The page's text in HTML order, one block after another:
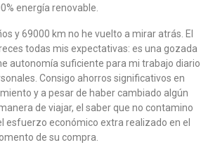
energía renovable.
y 69000 km no he vuelto a mirar atrás. El
todas mis expectativas: es una gozada
autonomía suficiente para mi trabajo diario
Consigo ahorros significativos en
y a pesar de haber cambiado algún
de viajar, el saber que no contamino
esfuerzo económico extra realizado en el
de su compra.